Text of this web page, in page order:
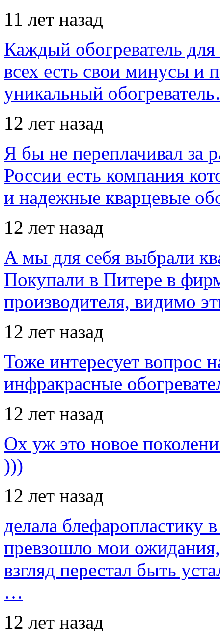
11 лет назад
Каждый обогреватель
всех есть свои минусы и
уникальный
12 лет назад
Я бы не переплачивал за
России есть компания
и надежные кварцевые
12 лет назад
А мы для себя выбрали
Покупали в Питере в
производителя, видимо
12 лет назад
Тоже интересует вопрос
инфракрасные
12 лет назад
Ох уж это новое
)))
12 лет назад
делала блефаропластику
превзошло мои
взгляд перестал быть
…
12 лет назад